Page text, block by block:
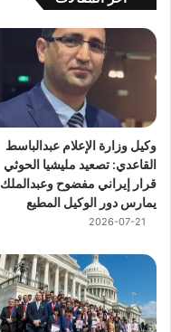
وكيل وزارة الإعلام عبدالباسط
القاعدي: تصعيد مليشيا الحوثي
قرار إيراني مفضوح وعبدالملك
يمارس دور الوكيل المطيع
2026-07-21